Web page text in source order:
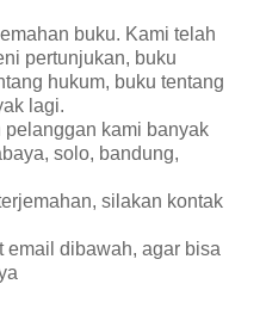
buku. Kami telah
pertunjukan, buku
hukum, buku tentang
lagi.
kami banyak
solo, bandung,
silakan kontak
email dibawah, agar bisa